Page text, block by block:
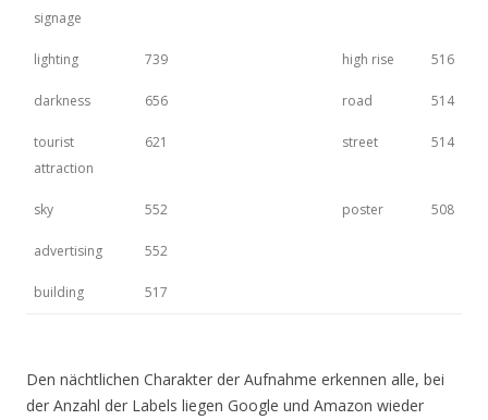
signage
lighting 739 high rise 516
darkness 656 road 514
tourist
attraction
621 street 514
sky 552 poster 508
advertising 552
building 517
Den nächtlichen Charakter der Aufnahme erkennen alle, bei
der Anzahl der Labels liegen Google und Amazon wieder